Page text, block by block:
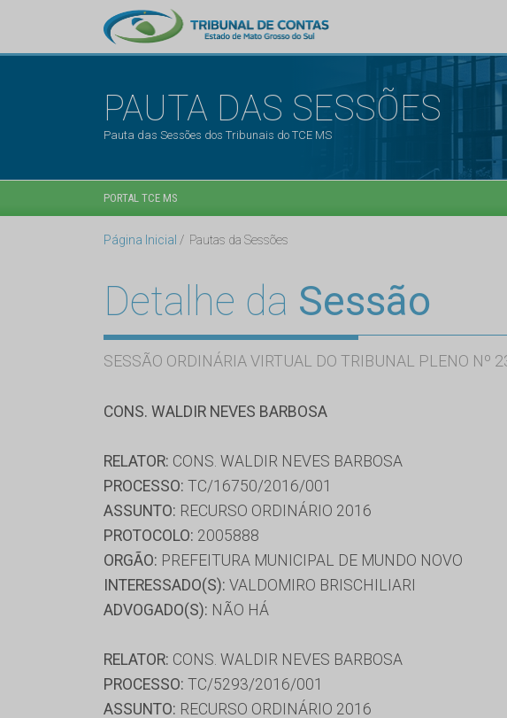
PAUTA DAS SESSÕES
Pauta das Sessões dos Tribunais do TCE MS
PORTAL TCE MS
Página Inicial Pautas da Sessões
Detalhe da Sessão
SESSÃO ORDINÁRIA VIRTUAL DO TRIBUNAL PLENO Nº
CONS. WALDIR NEVES BARBOSA
RELATOR: CONS. WALDIR NEVES BARBOSA
PROCESSO: TC/16750/2016/001
ASSUNTO: RECURSO ORDINÁRIO 2016
PROTOCOLO: 2005888
ORGÃO: PREFEITURA MUNICIPAL DE MUNDO NOVO
INTERESSADO(S): VALDOMIRO BRISCHILIARI
ADVOGADO(S): NÃO HÁ
RELATOR: CONS. WALDIR NEVES BARBOSA
PROCESSO: TC/5293/2016/001
ASSUNTO: RECURSO ORDINÁRIO 2016